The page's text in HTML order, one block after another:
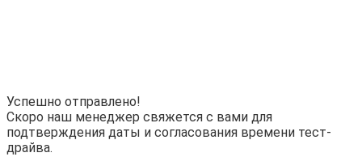
Успешно отправлено!
Скоро наш менеджер свяжется с вами для
подтверждения даты и согласования времени тест-
драйва.